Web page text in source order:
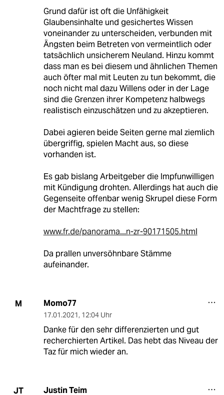
Grund dafür ist oft die Unfähigkeit
Glaubensinhalte und gesichertes Wissen
voneinander zu unterscheiden, verbunden mit
Ängsten beim Betreten von vermeintlich oder
tatsächlich unsicherem Neuland. Hinzu kommt
dass man es bei diesem und ähnlichen Themen
auch öfter mal mit Leuten zu tun bekommt, die
noch nicht mal dazu Willens oder in der Lage
sind die Grenzen ihrer Kompetenz halbwegs
realistisch einzuschätzen und zu akzeptieren.
Dabei agieren beide Seiten gerne mal ziemlich
übergriffig, spielen Macht aus, so diese
vorhanden ist.
Es gab bislang Arbeitgeber die Impfunwilligen
mit Kündigung drohten. Allerdings hat auch die
Gegenseite offenbar wenig Skrupel diese Form
der Machtfrage zu stellen:
www.fr.de/panorama...n-zr-90171505.html
Da prallen unversöhnbare Stämme
aufeinander.
M Momo77
17.01.2021, 12:04 Uhr
Danke für den sehr differenzierten und gut
recherchierten Artikel. Das hebt das Niveau der
Taz für mich wieder an.
JT Justin Teim